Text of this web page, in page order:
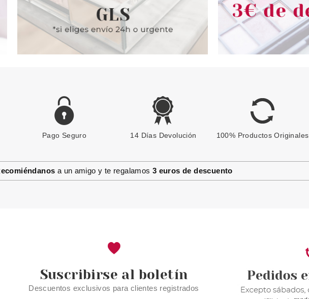
ESSENCE
ENCHANTING ARABIAN NIGHTS
3 UDS
Pvr 6.29€
Pago Seguro 14 Días Devolución 100% Productos Originales
a un amigo y te regalamos 3 euros de descuento
Suscribirse al boletín
Descuentos exclusivos para clientes registrados